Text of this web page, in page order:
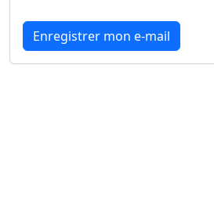
Enregistrer mon e-mail